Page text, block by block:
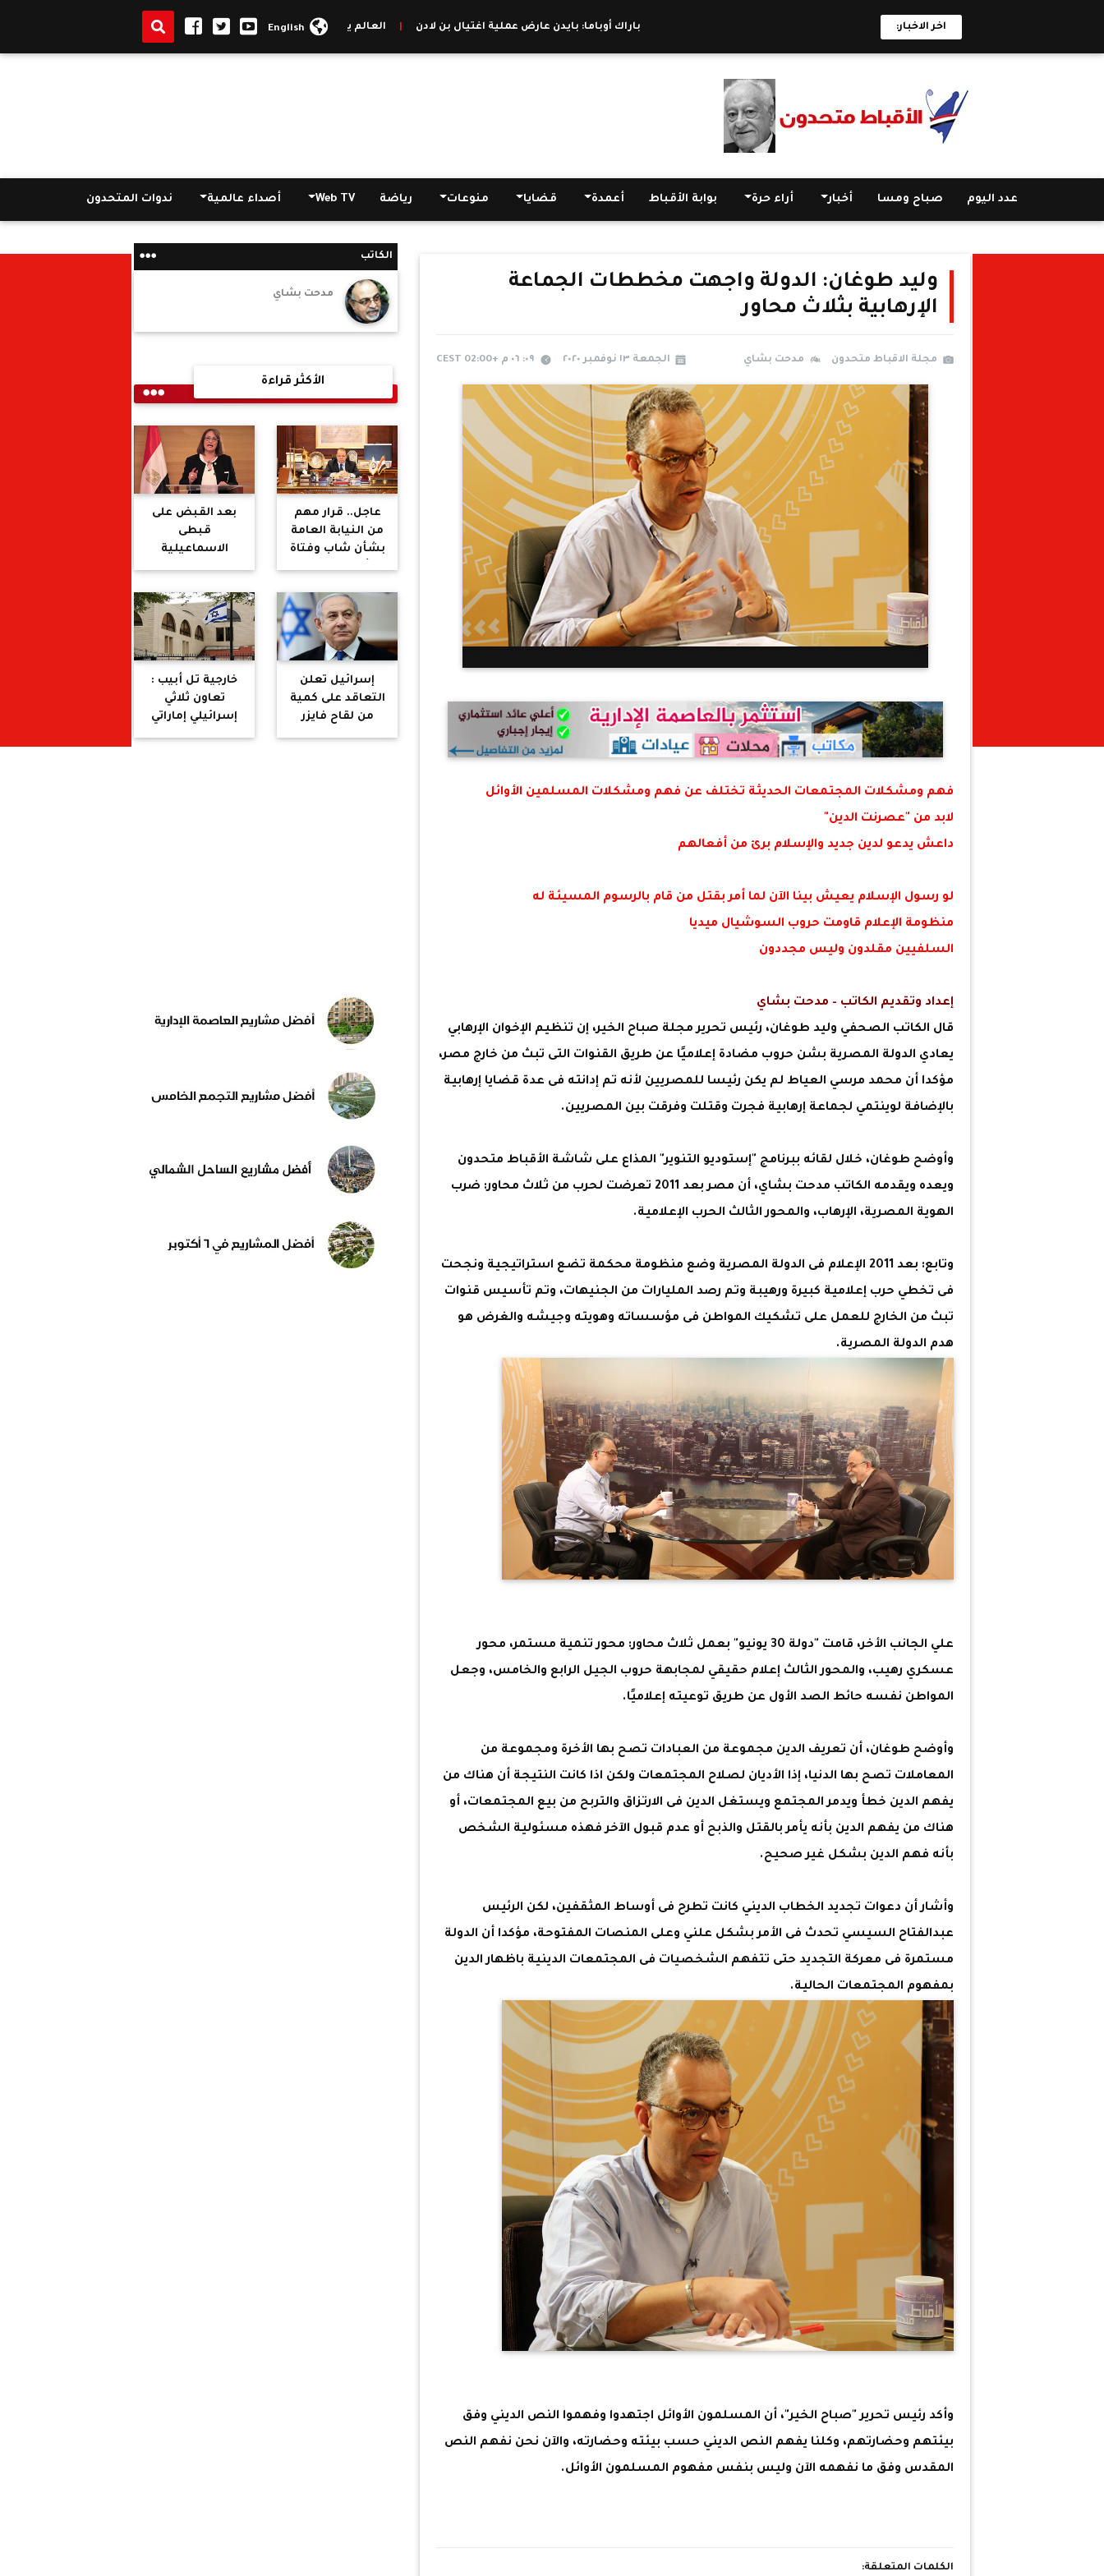
اخر الاخبار: باراك أوباما: بايدن عارض عملية اغتيال بن لادن | العالم يسجل 628 ألف إصابة جديدة بفيروس كورونا فيديو.. السيسى لمشرف الطرق English
عدد اليوم صباح ومسا أخبار أراء حرة بوابة الأقباط أعمدة قضايا منوعات رياضة Web TV أصداء عالمية ندوات المتحدون
وليد طوغان: الدولة واجهت مخططات الجماعة
الإرهابية بثلاث محاور
مجلة الاقباط متحدون مدحت بشاي الجمعة ١٣ نوفمبر ٢٠٢٠ ٠٩: ٠٦ م +02:00 CEST
فهم ومشكلات المجتمعات الحديثة تختلف عن فهم ومشكلات المسلمين الأوائل
لابد من "عصرنت الدين"
داعش يدعو لدين جديد والإسلام برئ من أفعالهم
لو رسول الإسلام يعيش بينا الآن لما أمر بقتل من قام بالرسوم المسيئة له
منظومة الإعلام قاومت حروب السوشيال ميديا
السلفيين مقلدون وليس مجددون
إعداد وتقديم الكاتب – مدحت بشاي
قال الكاتب الصحفي وليد طوغان، رئيس تحرير مجلة صباح الخير، إن تنظيم الإخوان الإرهابي
يعادي الدولة المصرية بشن حروب مضادة إعلاميًا عن طريق القنوات التى تبث من خارج مصر،
مؤكدا أن محمد مرسي العياط لم يكن رئيسا للمصريين لأنه تم إدانته فى عدة قضايا إرهابية
بالإضافة لوينتمي لجماعة إرهابية فجرت وقتلت وفرقت بين المصريين.
وأوضح طوغان، خلال لقائه ببرنامج "إستوديو التنوير" المذاع على شاشة الأقباط متحدون
ويعده ويقدمه الكاتب مدحت بشاي، أن مصر بعد 2011 تعرضت لحرب من ثلاث محاور: ضرب
الهوية المصرية، الإرهاب، والمحور الثالث الحرب الإعلامية.
وتابع: بعد 2011 الإعلام فى الدولة المصرية وضع منظومة محكمة تضع استراتيجية ونجحت
فى تخطي حرب إعلامية كبيرة ورهيبة وتم رصد المليارات من الجنيهات، وتم تأسيس قنوات
تبث من الخارج للعمل على تشكيك المواطن فى مؤسساته وهويته وجيشه والغرض هو
هدم الدولة المصرية.
علي الجانب الأخر، قامت "دولة 30 يونيو" بعمل ثلاث محاور: محور تنمية مستمر، محور
عسكري رهيب، والمحور الثالث إعلام حقيقي لمجابهة حروب الجيل الرابع والخامس، وجعل
المواطن نفسه حائط الصد الأول عن طريق توعيته إعلاميًا.
وأوضح طوغان، أن تعريف الدين مجموعة من العبادات تصح بها الأخرة ومجموعة من
المعاملات تصح بها الدنيا، إذا الأديان لصلاح المجتمعات ولكن اذا كانت النتيجة أن هناك من
يفهم الدين خطأ ويدمر المجتمع ويستغل الدين فى الارتزاق والتربح من بيع المجتمعات، أو
هناك من يفهم الدين بأنه يأمر بالقتل والذبح أو عدم قبول الآخر فهذه مسئولية الشخص
بأنه فهم الدين بشكل غير صحيح.
وأشار أن دعوات تجديد الخطاب الديني كانت تطرح فى أوساط المثقفين، لكن الرئيس
عبدالفتاح السيسي تحدث فى الأمر بشكل علني وعلى المنصات المفتوحة، مؤكدا أن الدولة
مستمرة فى معركة التجديد حتى تتفهم الشخصيات فى المجتمعات الدينية باظهار الدين
بمفهوم المجتمعات الحالية.
وأكد رئيس تحرير "صباح الخير"، أن المسلمون الأوائل اجتهدوا وفهموا النص الديني وفق
بيئتهم وحضارتهم، وكلنا يفهم النص الديني حسب بيئته وحضارته، والآن نحن نفهم النص
المقدس وفق ما نفهمه الآن وليس بنفس مفهوم المسلمون الأوائل.
الكلمات المتعلقة:
الكاتب
مدحت بشاي
الأكثر قراءة
عاجل.. قرار مهم
من النيابة العامة
بشأن شاب وفتاة
أساءا للدين
والإسلامي
بعد القبض على
قبطى
الاسماعيلية
:نادية هنرى تتقدم
للتعامل بالكيل
بمكيالين فى
قضايا ازدراء
الاديان
إسرائيل تعلن
التعاقد على كمية
من لقاح فايزر
خارجية تل أبيب :
تعاون ثلاثي
إسرائيلي إماراتي